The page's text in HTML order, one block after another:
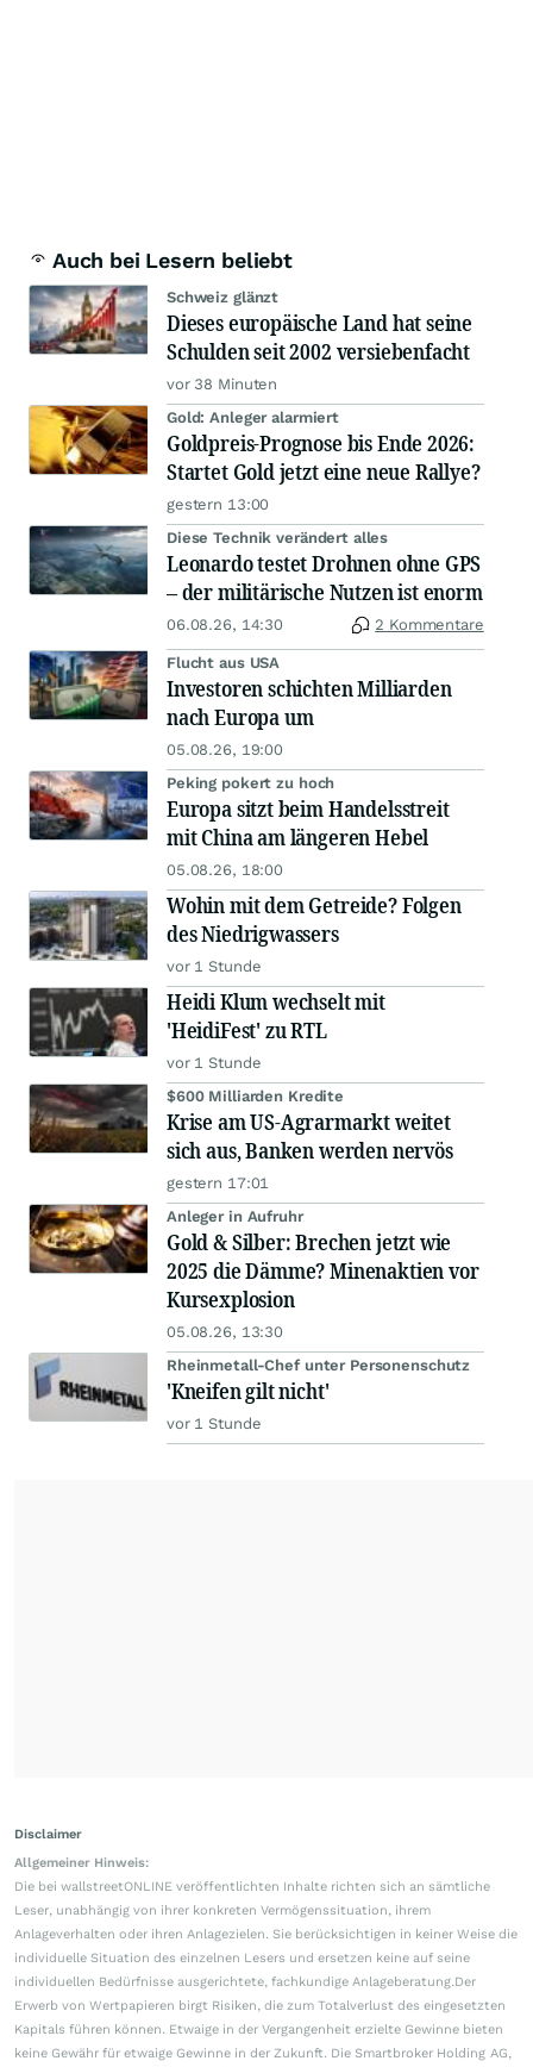
Auch bei Lesern beliebt
Schweiz glänzt
Dieses europäische Land hat seine
Schulden seit 2002 versiebenfacht
vor 38 Minuten
Gold: Anleger alarmiert
Goldpreis-Prognose bis Ende 2026:
Startet Gold jetzt eine neue Rallye?
gestern 13:00
Diese Technik verändert alles
Leonardo testet Drohnen ohne GPS
– der militärische Nutzen ist enorm
06.08.26, 14:30 2 Kommentare
Flucht aus USA
Investoren schichten Milliarden
nach Europa um
05.08.26, 19:00
Peking pokert zu hoch
Europa sitzt beim Handelsstreit
mit China am längeren Hebel
05.08.26, 18:00
Wohin mit dem Getreide? Folgen
des Niedrigwassers
vor 1 Stunde
Heidi Klum wechselt mit
'HeidiFest' zu RTL
vor 1 Stunde
$600 Milliarden Kredite
Krise am US-Agrarmarkt weitet
sich aus, Banken werden nervös
gestern 17:01
Anleger in Aufruhr
Gold & Silber: Brechen jetzt wie
2025 die Dämme? Minenaktien vor
Kursexplosion
05.08.26, 13:30
Rheinmetall-Chef unter Personenschutz
'Kneifen gilt nicht'
vor 1 Stunde
Disclaimer
Allgemeiner Hinweis:
Die bei wallstreetONLINE veröffentlichten Inhalte richten sich an sämtliche
Leser, unabhängig von ihrer konkreten Vermögenssituation, ihrem
Anlageverhalten oder ihren Anlagezielen. Sie berücksichtigen in keiner Weise die
individuelle Situation des einzelnen Lesers und ersetzen keine auf seine
individuellen Bedürfnisse ausgerichtete, fachkundige Anlageberatung.Der
Erwerb von Wertpapieren birgt Risiken, die zum Totalverlust des eingesetzten
Kapitals führen können. Etwaige in der Vergangenheit erzielte Gewinne bieten
keine Gewähr für etwaige Gewinne in der Zukunft. Die Smartbroker Holding AG,